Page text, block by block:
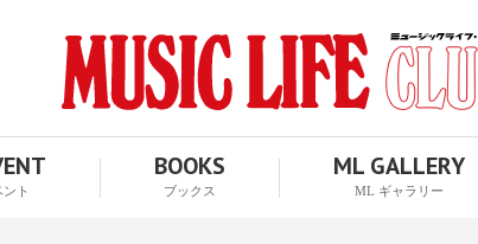
ト
BOOKS
ブックス
ML GALLERY
ML ギャラリー